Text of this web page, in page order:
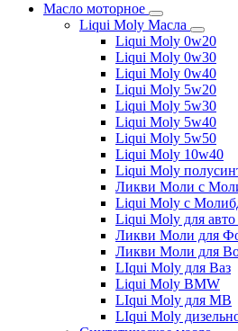
Масло моторное
Liqui Moly Масла
Liqui Moly 0w20
Liqui Moly 0w30
Liqui Moly 0w40
Liqui Moly 5w20
Liqui Moly 5w30
Liqui Moly 5w40
Liqui Moly 5w50
Liqui Moly 10w40
Liqui Moly
Ликви Моли с
Liqui Moly с
Liqui Moly для авто
Ликви Моли для
Ликви Моли для
LIqui Moly для Ваз
Liqui Moly BMW
LIqui Moly для MB
LIqui Moly